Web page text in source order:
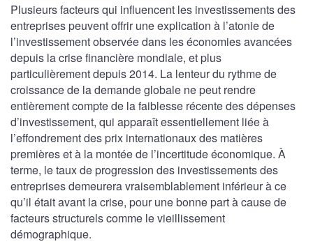
Plusieurs facteurs qui influencent les investissements des
entreprises peuvent offrir une explication à l’atonie de
l’investissement observée dans les économies avancées
depuis la crise financière mondiale, et plus
particulièrement depuis 2014. La lenteur du rythme de
croissance de la demande globale ne peut rendre
entièrement compte de la faiblesse récente des dépenses
d’investissement, qui apparaît essentiellement liée à
l’effondrement des prix internationaux des matières
premières et à la montée de l’incertitude économique. À
terme, le taux de progression des investissements des
entreprises demeurera vraisemblablement inférieur à ce
qu’il était avant la crise, pour une bonne part à cause de
facteurs structurels comme le vieillissement
démographique.